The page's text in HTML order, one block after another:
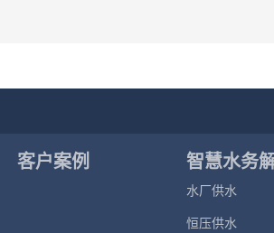
客户案例
智慧水务
案
水厂供水
恒压供水